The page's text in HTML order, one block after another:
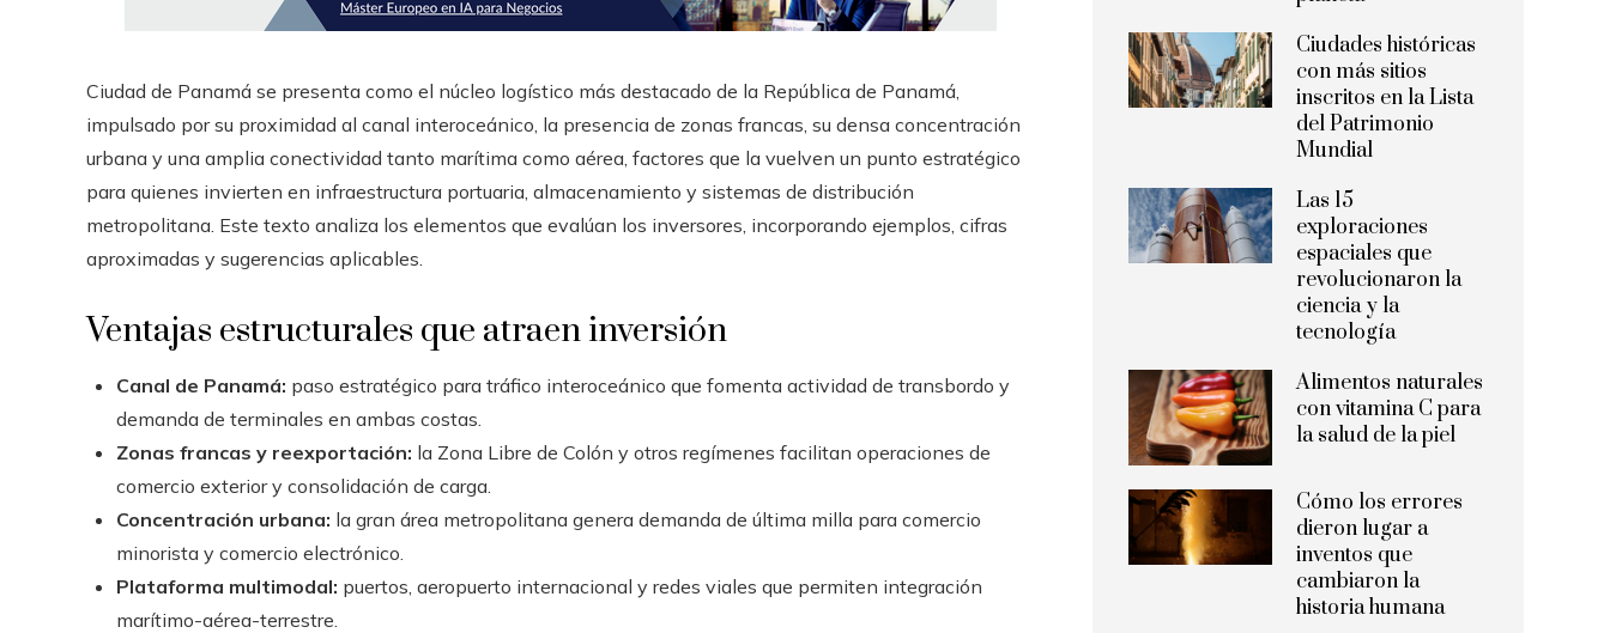
Ciudad de Panamá se presenta como el núcleo logístico más destacado de la República de Panamá,
impulsado por su proximidad al canal interoceánico, la presencia de zonas francas, su densa concentración
urbana y una amplia conectividad tanto marítima como aérea, factores que la vuelven un punto estratégico
para quienes invierten en infraestructura portuaria, almacenamiento y sistemas de distribución
metropolitana. Este texto analiza los elementos que evalúan los inversores, incorporando ejemplos, cifras
aproximadas y sugerencias aplicables.
Ventajas estructurales que atraen inversión
Canal de Panamá: paso estratégico para tráfico interoceánico que fomenta actividad de transbordo y
demanda de terminales en ambas costas.
Zonas francas y reexportación: la Zona Libre de Colón y otros regímenes facilitan operaciones de
comercio exterior y consolidación de carga.
Concentración urbana: la gran área metropolitana genera demanda de última milla para comercio
minorista y comercio electrónico.
Plataforma multimodal: puertos, aeropuerto internacional y redes viales que permiten integración
marítimo-aérea-terrestre.
Ciudades históricas
con más sitios
inscritos en la Lista
del Patrimonio
Mundial
Las 15
exploraciones
espaciales que
revolucionaron la
ciencia y la
tecnología
Alimentos naturales
con vitamina C para
la salud de la piel
Cómo los errores
dieron lugar a
inventos que
cambiaron la
historia humana